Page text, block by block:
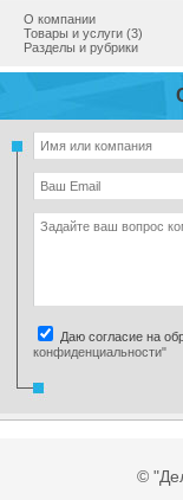
О компании
Товары и услуги (3)
Разделы и рубрики
Даю согласие на
конфиденциальности"
©